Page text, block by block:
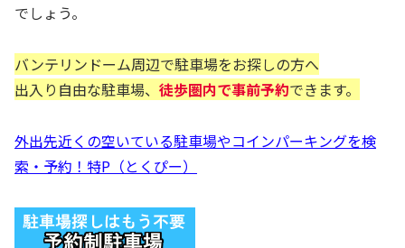
でしょう。
バンテリンドーム周辺で駐車場をお探しの方へ
出入り自由な駐車場、 徒歩圏内で事前予約できます。
外出先近くの空いている駐車場やコインパーキングを検
索・予約！特P（とくぴー）